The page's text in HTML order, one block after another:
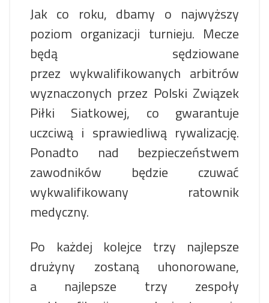
Jak co roku, dbamy o najwyższy
poziom organizacji turnieju. Mecze
będą sędziowane
przez wykwalifikowanych arbitrów
wyznaczonych przez Polski Związek
Piłki Siatkowej, co gwarantuje
uczciwą i sprawiedliwą rywalizację.
Ponadto nad bezpieczeństwem
zawodników będzie czuwać
wykwalifikowany ratownik
medyczny.
Po każdej kolejce trzy najlepsze
drużyny zostaną uhonorowane,
a najlepsze trzy zespoły